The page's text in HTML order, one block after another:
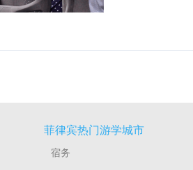
菲律宾热门游学城市
宿务